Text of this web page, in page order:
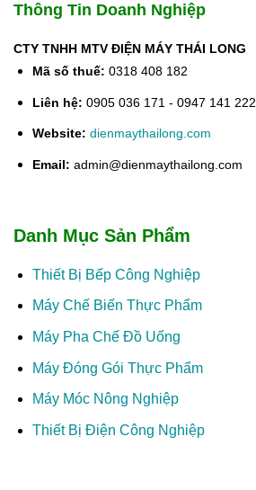
Thông Tin Doanh Nghiệp
CTY TNHH MTV ĐIỆN MÁY THÁI LONG
Mã số thuế: 0318 408 182
Liên hệ: 0905 036 171 - 0947 141 222
Website: dienmaythailong.com
Email: admin@dienmaythailong.com
Danh Mục Sản Phẩm
Thiết Bị Bếp Công Nghiệp
Máy Chế Biến Thực Phẩm
Máy Pha Chế Đồ Uống
Máy Đóng Gói Thực Phẩm
Máy Móc Nông Nghiệp
Thiết Bị Điện Công Nghiệp